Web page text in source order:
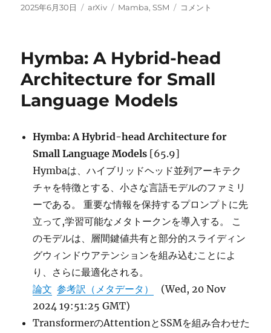
投
2025年6月30日
カ
ー
arXiv
タ
Mamba,SSM
Routing
コメント
Hymba: A Hybrid-head
Architecture for Small
Language Models
Hymba: A Hybrid-head Architecture for
Small Language Models [65.9]
Hymbaは、ハイブリッドヘッド並列アーキテク
チャを特徴とする、小さな言語モデルのファミリ
ーである。 重要な情報を保持するプロンプトに先
立って,学習可能なメタトークンを導入する。 こ
のモデルは、層間鍵値共有と部分的スライディン
グウィンドウアテンションを組み込むことによ
り、さらに最適化される。
論文 参考訳（メタデータ）
(Wed, 20 Nov
2024 19:51:25 GMT)
TransformerのAttentionとSSMを組み合わせた